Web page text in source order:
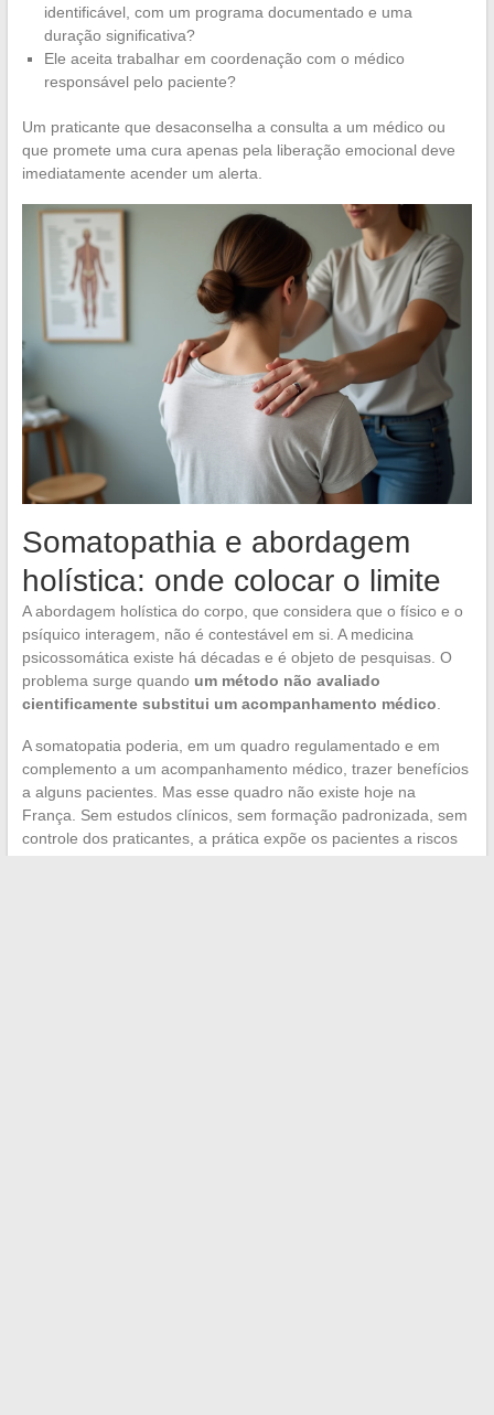
identificável, com um programa documentado e uma
duração significativa?
Ele aceita trabalhar em coordenação com o médico
responsável pelo paciente?
Um praticante que desaconselha a consulta a um médico ou
que promete uma cura apenas pela liberação emocional deve
imediatamente acender um alerta.
Somatopathia e abordagem
holística: onde colocar o limite
A abordagem holística do corpo, que considera que o físico e o
psíquico interagem, não é contestável em si. A medicina
psicossomática existe há décadas e é objeto de pesquisas. O
problema surge quando um método não avaliado
cientificamente substitui um acompanhamento médico.
A somatopatia poderia, em um quadro regulamentado e em
complemento a um acompanhamento médico, trazer benefícios
a alguns pacientes. Mas esse quadro não existe hoje na
França. Sem estudos clínicos, sem formação padronizada, sem
controle dos praticantes, a prática expõe os pacientes a riscos